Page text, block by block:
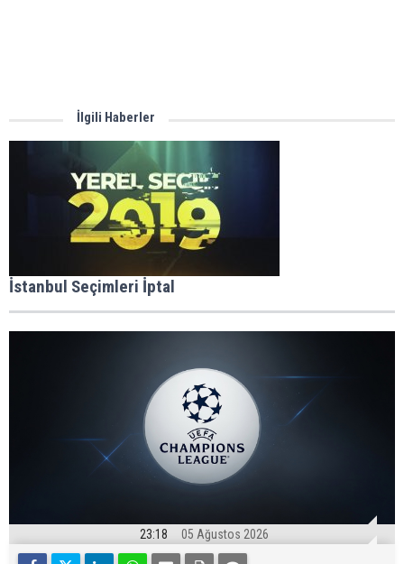
İlgili Haberler
İstanbul Seçimleri İptal
23:18 05 Ağustos 2026